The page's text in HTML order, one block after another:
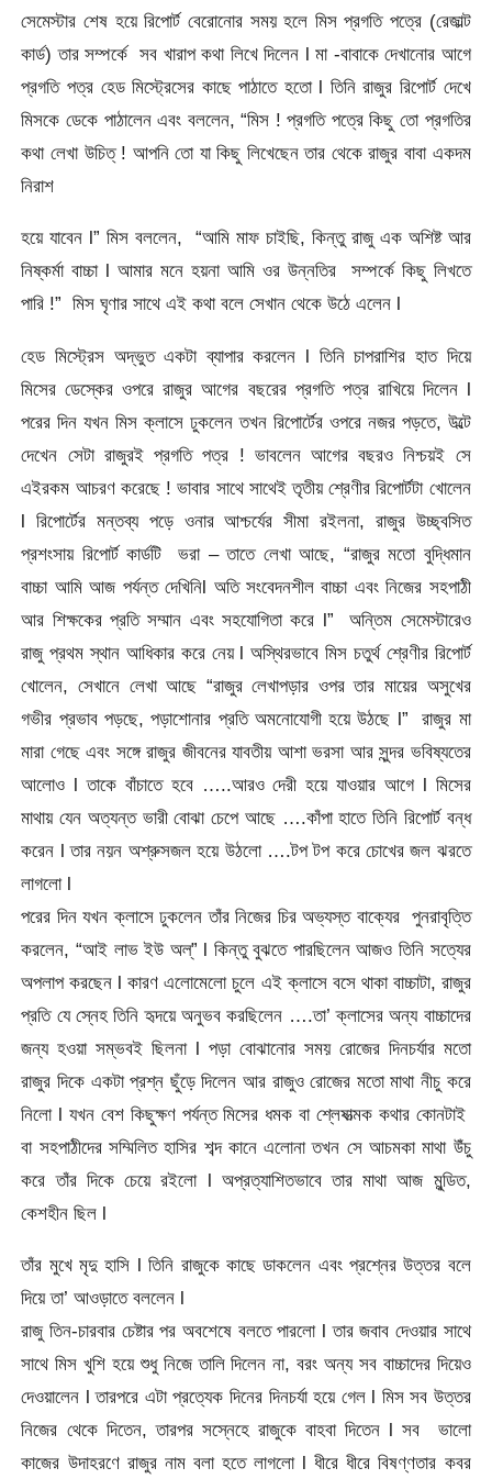
সেমেস্টার শেষ হয়ে রিপোর্ট বেরোনোর সময় হলে মিস প্রগতি পত্রে (রেজাল্ট
কার্ড) তার সম্পর্কে সব খারাপ কথা লিখে দিলেন l মা -বাবাকে দেখানোর আগে
প্রগতি পত্র হেড মিস্ট্রেসের কাছে পাঠাতে হতো l তিনি রাজুর রিপোর্ট দেখে
মিসকে ডেকে পাঠালেন এবং বললেন, “মিস ! প্রগতি পত্রে কিছু তো প্রগতির
কথা লেখা উচিত্ ! আপনি তো যা কিছু লিখেছেন তার থেকে রাজুর বাবা একদম
নিরাশ
হয়ে যাবেন l” মিস বললেন, “আমি মাফ চাইছি, কিন্তু রাজু এক অশিষ্ট আর
নিষ্কর্মা বাচ্চা l আমার মনে হয়না আমি ওর উন্নতির সম্পর্কে কিছু লিখতে
পারি !” মিস ঘৃণার সাথে এই কথা বলে সেখান থেকে উঠে এলেন l
হেড মিস্ট্রেস অদ্ভুত একটা ব্যাপার করলেন l তিনি চাপরাশির হাত দিয়ে
মিসের ডেস্কের ওপরে রাজুর আগের বছরের প্রগতি পত্র রাখিয়ে দিলেন l
পরের দিন যখন মিস ক্লাসে ঢুকলেন তখন রিপোর্টের ওপরে নজর পড়তে, উল্টে
দেখেন সেটা রাজুরই প্রগতি পত্র ! ভাবলেন আগের বছরও নিশ্চয়ই সে
এইরকম আচরণ করেছে ! ভাবার সাথে সাথেই তৃতীয় শ্রেণীর রিপোর্টটা খোলেন
l রিপোর্টের মন্তব্য পড়ে ওনার আশ্চর্যের সীমা রইলনা, রাজুর উচ্ছ্বসিত
প্রশংসায় রিপোর্ট কার্ডটি ভরা – তাতে লেখা আছে, “রাজুর মতো বুদ্ধিমান
বাচ্চা আমি আজ পর্যন্ত দেখিনিl অতি সংবেদনশীল বাচ্চা এবং নিজের সহপাঠী
আর শিক্ষকের প্রতি সম্মান এবং সহযোগিতা করে l” অন্তিম সেমেস্টারেও
রাজু প্রথম স্থান আধিকার করে নেয় l অস্থিরভাবে মিস চতুর্থ শ্রেণীর রিপোর্ট
খোলেন, সেখানে লেখা আছে “রাজুর লেখাপড়ার ওপর তার মায়ের অসুখের
গভীর প্রভাব পড়ছে, পড়াশোনার প্রতি অমনোযোগী হয়ে উঠছে l” রাজুর মা
মারা গেছে এবং সঙ্গে রাজুর জীবনের যাবতীয় আশা ভরসা আর সুন্দর ভবিষ্যতের
আলোও l তাকে বাঁচাতে হবে …..আরও দেরী হয়ে যাওয়ার আগে l মিসের
মাথায় যেন অত্যন্ত ভারী বোঝা চেপে আছে ….কাঁপা হাতে তিনি রিপোর্ট বন্ধ
করেন l তার নয়ন অশ্রুসজল হয়ে উঠলো ….টপ টপ করে চোখের জল ঝরতে
লাগলো l
পরের দিন যখন ক্লাসে ঢুকলেন তাঁর নিজের চির অভ্যস্ত বাক্যের পুনরাবৃত্তি
করলেন, “আই লাভ ইউ অল্” l কিন্তু বুঝতে পারছিলেন আজও তিনি সত্যের
অপলাপ করছেন l কারণ এলোমেলো চুলে এই ক্লাসে বসে থাকা বাচ্চাটা, রাজুর
প্রতি যে স্নেহ তিনি হৃদয়ে অনুভব করছিলেন ….তা’ ক্লাসের অন্য বাচ্চাদের
জন্য হওয়া সম্ভবই ছিলনা l পড়া বোঝানোর সময় রোজের দিনচর্যার মতো
রাজুর দিকে একটা প্রশ্ন ছুঁড়ে দিলেন আর রাজুও রোজের মতো মাথা নীচু করে
নিলো l যখন বেশ কিছুক্ষণ পর্যন্ত মিসের ধমক বা শ্লেষাত্মক কথার কোনটাই
বা সহপাঠীদের সম্মিলিত হাসির শব্দ কানে এলোনা তখন সে আচমকা মাথা উঁচু
করে তাঁর দিকে চেয়ে রইলো l অপ্রত্যাশিতভাবে তার মাথা আজ মুন্ডিত,
কেশহীন ছিল l
তাঁর মুখে মৃদু হাসি l তিনি রাজুকে কাছে ডাকলেন এবং প্রশ্নের উত্তর বলে
দিয়ে তা’ আওড়াতে বললেন l
রাজু তিন-চারবার চেষ্টার পর অবশেষে বলতে পারলো l তার জবাব দেওয়ার সাথে
সাথে মিস খুশি হয়ে শুধু নিজে তালি দিলেন না, বরং অন্য সব বাচ্চাদের দিয়েও
দেওয়ালেন l তারপরে এটা প্রত্যেক দিনের দিনচর্যা হয়ে গেল l মিস সব উত্তর
নিজের থেকে দিতেন, তারপর সস্নেহে রাজুকে বাহবা দিতেন l সব ভালো
কাজের উদাহরণে রাজুর নাম বলা হতে লাগলো l ধীরে ধীরে বিষণ্ণতার কবর